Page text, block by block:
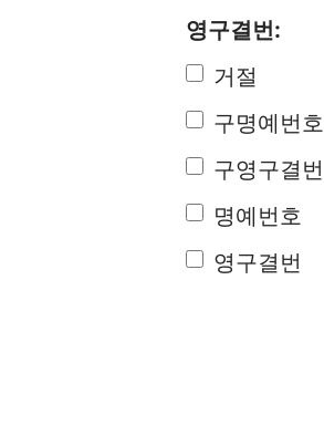
영구결번:
거절
구명예번호
구영구결번
명예번호
영구결번